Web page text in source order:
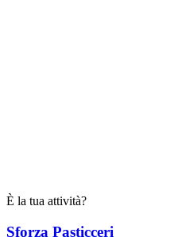
È la tua attività?
Sforza Pasticceri